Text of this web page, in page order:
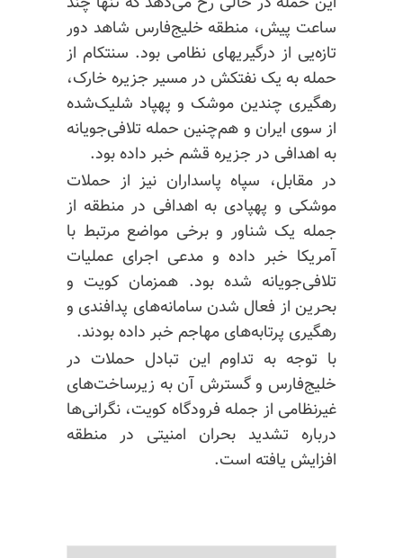
ساعت پیش، منطقه خلیج‌فارس شاهد دور
تازه‌یی از درگیریهای نظامی بود. سنتکام از
حمله به یک نفتکش در مسیر جزیره خارک،
رهگیری چندین موشک و پهپاد شلیک‌شده
از سوی ایران و هم‌چنین حمله تلافی‌جویانه
به اهدافی در جزیره قشم خبر داده بود.
در مقابل، سپاه پاسداران نیز از حملات
موشکی و پهپادی به اهدافی در منطقه از
جمله یک شناور و برخی مواضع مرتبط با
آمریکا خبر داده و مدعی اجرای عملیات
تلافی‌جویانه شده بود. همزمان کویت و
بحرین از فعال شدن سامانه‌های پدافندی و
رهگیری پرتابه‌های مهاجم خبر داده بودند.
با توجه به تداوم این تبادل حملات در
خلیج‌فارس و گسترش آن به زیرساخت‌های
غیرنظامی از جمله فرودگاه کویت، نگرانی‌ها
درباره تشدید بحران امنیتی در منطقه
افزایش یافته است.